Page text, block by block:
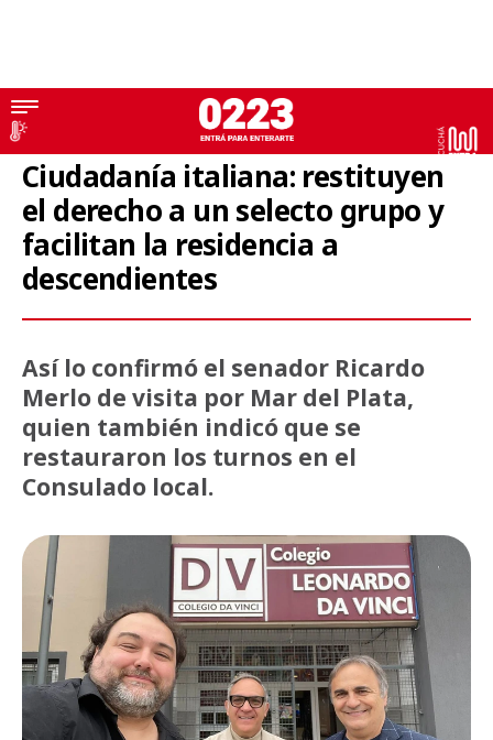
Ciudadanía italiana
Ciudadanía italiana: restituyen
el derecho a un selecto grupo y
facilitan la residencia a
descendientes
Así lo confirmó el senador Ricardo
Merlo de visita por Mar del Plata,
quien también indicó que se
restauraron los turnos en el
Consulado local.